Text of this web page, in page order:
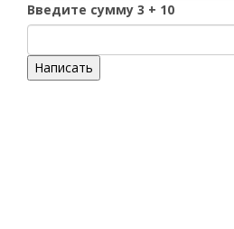
Введите сумму 3 + 10
Написать